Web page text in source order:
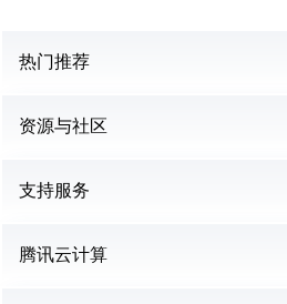
热门推荐
资源与社区
支持服务
腾讯云计算